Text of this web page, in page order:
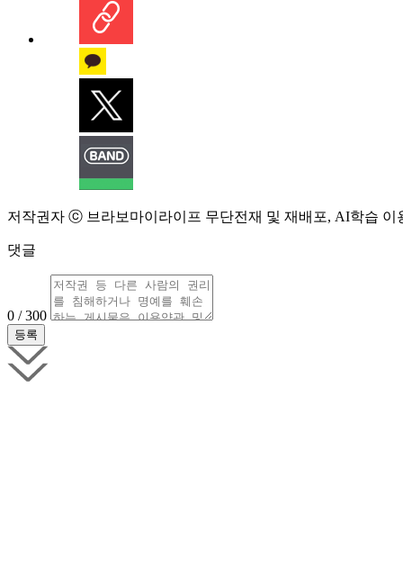
저작권자 ⓒ 브라보마이라이프 무단전재 및 재배포, AI학습 이
댓글
0 / 300